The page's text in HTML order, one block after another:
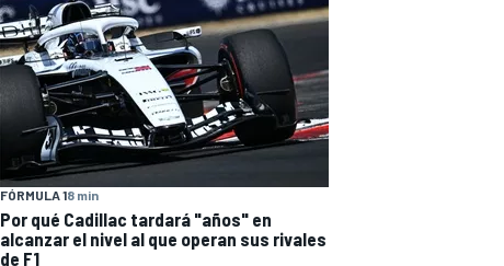
FÓRMULA 18 min
Por qué Cadillac tardará "años" en
alcanzar el nivel al que operan sus rivales
de F1